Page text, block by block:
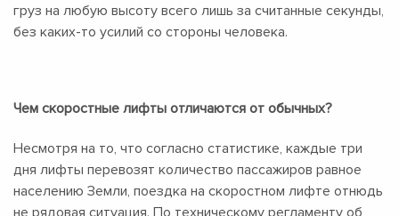
груз на любую высоту всего лишь за считанные секунды,
без каких-то усилий со стороны человека.
Чем скоростные лифты отличаются от обычных?
Несмотря на то, что согласно статистике, каждые три
дня лифты перевозят количество пассажиров равное
населению Земли, поездка на скоростном лифте отнюдь
не рядовая ситуация. По техническому регламенту об